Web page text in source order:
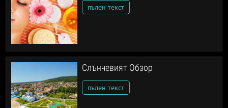
пълен текст
Слънчевият Обзор
пълен текст